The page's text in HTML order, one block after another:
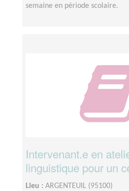
semaine en période scolaire.
Intervenant.e en
linguistique pour un
Lieu : ARGENTEUIL (95100)